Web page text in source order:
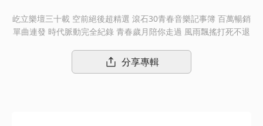
屹立樂壇三十載 空前絕後超精選 滾石30青春音樂記事簿 百萬暢銷
單曲連發 時代脈動完全紀錄 青春歲月陪你走過 風雨飄搖打死不退
分享專輯